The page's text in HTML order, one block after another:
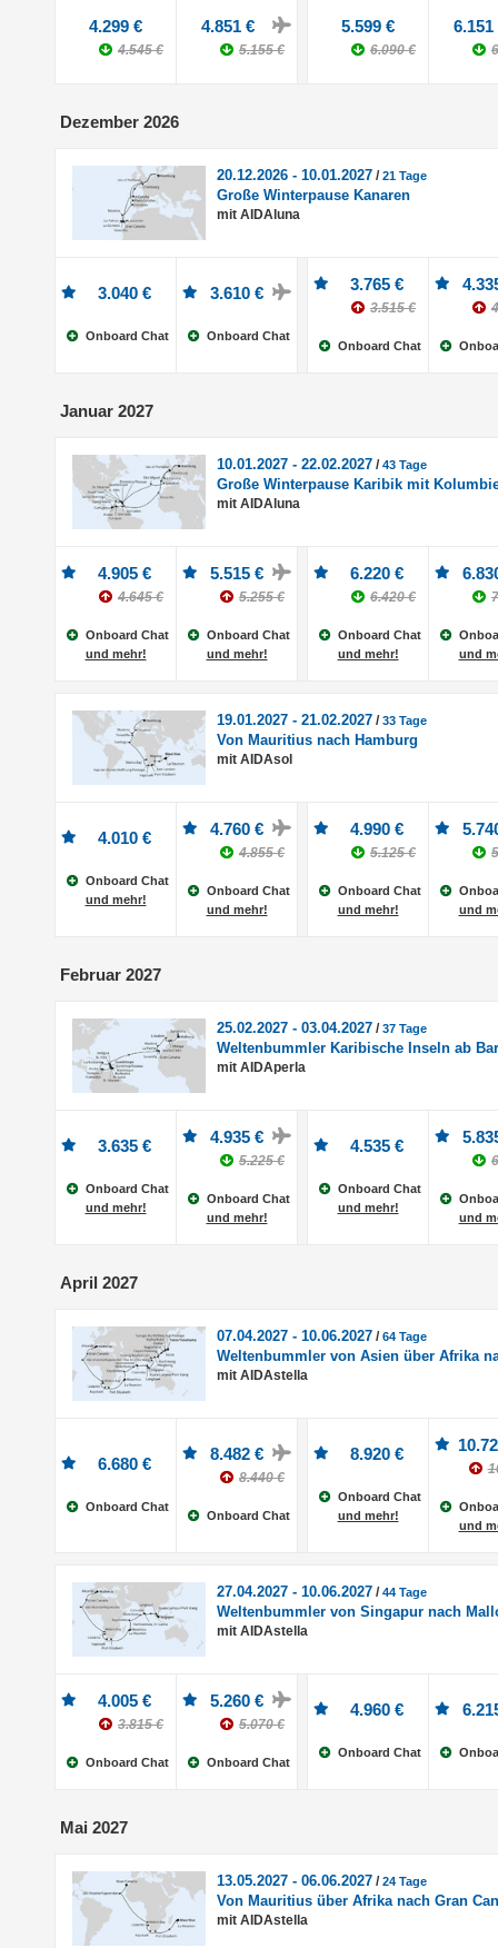
4.299 €
4.545 €
4.851 €
5.155 €
5.599 €
6.090 €
6.151
Dezember 2026
20.12.2026 - 10.01.2027 /21 Tage
Große Winterpause Kanaren
mit AIDAluna
3.040 €
Onboard Chat
3.610 €
Onboard Chat
3.765 €
3.515 €
Onboard Chat
Januar 2027
10.01.2027 - 22.02.2027 /43 Tage
Große Winterpause Karibik mit
mit AIDAluna
4.905 €
4.645 €
Onboard Chat
und mehr!
5.515 €
5.255 €
Onboard Chat
und mehr!
6.220 €
6.420 €
Onboard Chat
und mehr!
und
19.01.2027 - 21.02.2027 /33 Tage
Von Mauritius nach Hamburg
mit AIDAsol
4.010 €
Onboard Chat
und mehr!
4.760 €
4.855 €
Onboard Chat
und mehr!
4.990 €
5.125 €
Onboard Chat
und mehr!
und
Februar 2027
25.02.2027 - 03.04.2027 /37 Tage
Weltenbummler Karibische Inseln ab
mit AIDAperla
3.635 €
Onboard Chat
und mehr!
4.935 €
5.225 €
Onboard Chat
und mehr!
4.535 €
Onboard Chat
und mehr!
und
April 2027
07.04.2027 - 10.06.2027 /64 Tage
Weltenbummler von Asien über Afrika
mit AIDAstella
6.680 €
Onboard Chat
8.482 €
8.440 €
Onboard Chat
8.920 €
Onboard Chat
und mehr!
und
27.04.2027 - 10.06.2027 /44 Tage
Weltenbummler von Singapur nach
mit AIDAstella
4.005 €
3.815 €
Onboard Chat
5.260 €
5.070 €
Onboard Chat
4.960 €
Onboard Chat
Mai 2027
13.05.2027 - 06.06.2027 /24 Tage
Von Mauritius über Afrika nach Gran
mit AIDAstella